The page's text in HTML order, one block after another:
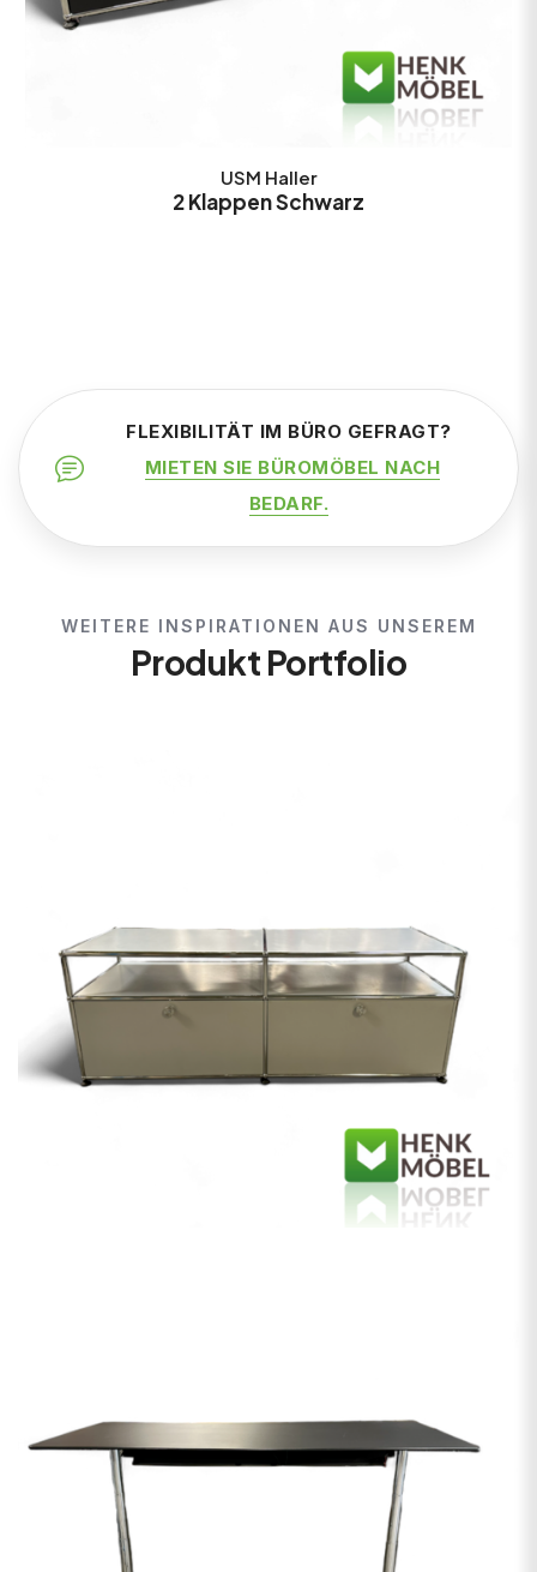
USM Haller
2 Klappen Schwarz
FLEXIBILITÄT IM BÜRO GEFRAGT?
MIETEN SIE BÜROMÖBEL NACH
BEDARF.
WEITERE INSPIRATIONEN AUS UNSEREM
Produkt Portfolio